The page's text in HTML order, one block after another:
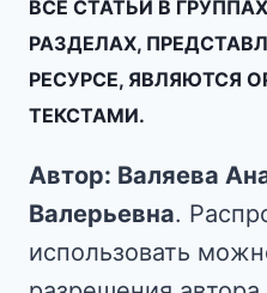
ВСЕ СТАТЬИ В
РАЗДЕЛАХ,
РЕСУРСЕ, ЯВЛЯЮТСЯ
ТЕКСТАМИ.
Автор: Валяева
Валерьевна.
использовать